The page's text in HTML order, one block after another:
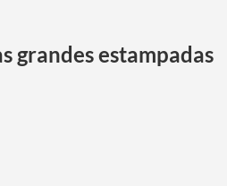
grandes estampadas